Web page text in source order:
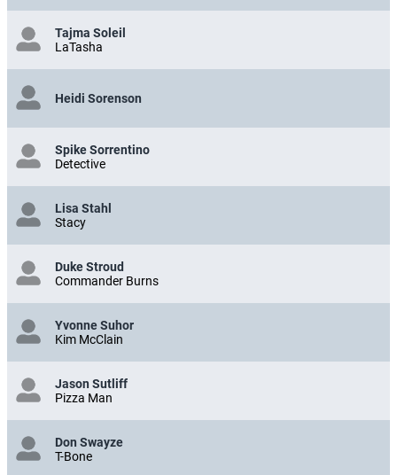
Tajma Soleil
LaTasha
Heidi Sorenson
Spike Sorrentino
Detective
Lisa Stahl
Stacy
Duke Stroud
Commander Burns
Yvonne Suhor
Kim McClain
Jason Sutliff
Pizza Man
Don Swayze
T-Bone